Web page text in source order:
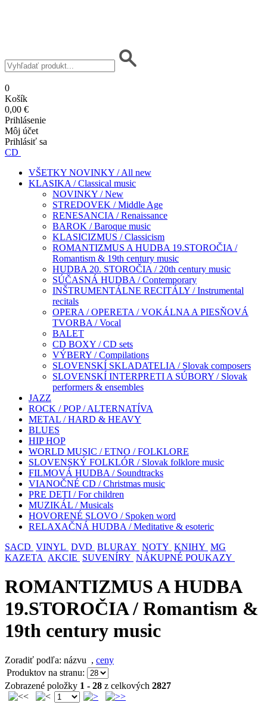
0
Košík
0,00 €
Prihlásenie
Môj účet
Prihlásiť sa
CD
VŠETKY NOVINKY / All new
KLASIKA / Classical music
NOVINKY / New
STREDOVEK / Middle Age
RENESANCIA / Renaissance
BAROK / Baroque music
KLASICIZMUS / Classicism
ROMANTIZMUS A HUDBA 19.STOROČIA /
Romantism & 19th century music
HUDBA 20. STOROČIA / 20th century music
SÚČASNÁ HUDBA / Contemporary
INŠTRUMENTÁLNE RECITÁLY / Instrumental
recitals
OPERA / OPERETA / VOKÁLNA A PIESŇOVÁ
TVORBA / Vocal
BALET
CD BOXY / CD sets
VÝBERY / Compilations
SLOVENSKÍ SKLADATELIA / Slovak composers
SLOVENSKÍ INTERPRETI A SÚBORY / Slovak
performers & ensembles
JAZZ
ROCK / POP / ALTERNATÍVA
METAL / HARD & HEAVY
BLUES
HIP HOP
WORLD MUSIC / ETNO / FOLKLORE
SLOVENSKÝ FOLKLÓR / Slovak folklore music
FILMOVÁ HUDBA / Soundtracks
VIANOČNÉ CD / Christmas music
PRE DETI / For children
MUZIKÁL / Musicals
HOVORENÉ SLOVO / Spoken word
RELAXAČNÁ HUDBA / Meditative & esoteric
SACD VINYL DVD BLURAY NOTY KNIHY MG
KAZETA AKCIE SUVENÍRY NÁKUPNÉ POUKAZY
ROMANTIZMUS A HUDBA
19.STOROČIA / Romantism &
19th century music
Zoradiť podľa: názvu , ceny
Produktov na stranu:
Zobrazené položky 1 - 28 z celkových 2827